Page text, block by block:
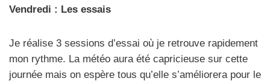
Vendredi : Les essais
Je réalise 3 sessions d’essai où je retrouve rapidement
mon rythme. La météo aura été capricieuse sur cette
journée mais on espère tous qu’elle s’améliorera pour le